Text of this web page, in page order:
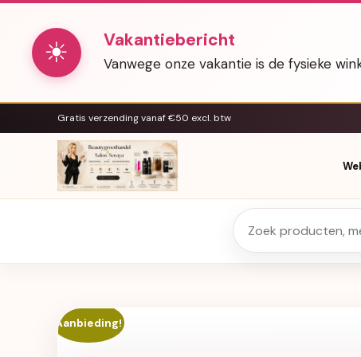
☀ Vakantiebericht
Vanwege onze vakantie is de fysieke
Gratis verzending vanaf €50 excl. btw
Aanbieding!